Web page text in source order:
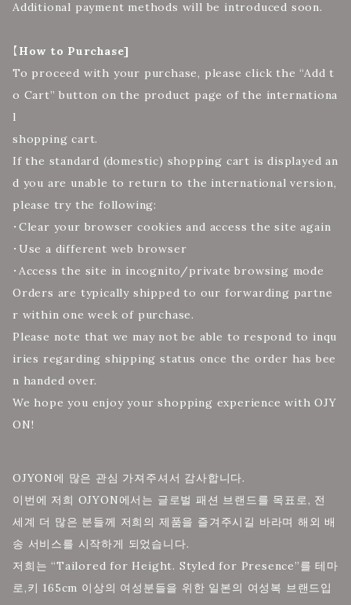
Additional payment methods will be introduced soon.
【How to Purchase]
To proceed with your purchase, please click the “Add t
o Cart” button on the product page of the internationa
l
shopping cart.
If the standard (domestic) shopping cart is displayed an
d you are unable to return to the international version,
please try the following:
・Clear your browser cookies and access the site again
・Use a different web browser
・Access the site in incognito/private browsing mode
Orders are typically shipped to our forwarding partne
r within one week of purchase.
Please note that we may not be able to respond to inqu
iries regarding shipping status once the order has bee
n handed over.
We hope you enjoy your shopping experience with OJY
ON!
OJYON에 많은 관심 가져주셔서 감사합니다.
이번에 저희 OJYON에서는 글로벌 패션 브랜드를 목표로, 전
세계 더 많은 분들께 저희의 제품을 즐겨주시길 바라며 해외 배
송 서비스를 시작하게 되었습니다.
저희는 “Tailored for Height. Styled for Presence”를 테마
로,키 165cm 이상의 여성분들을 위한 일본의 여성복 브랜드입